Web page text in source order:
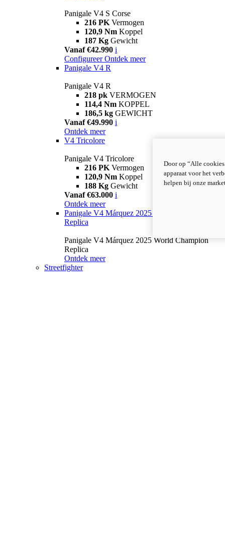
Panigale V4 S Corse
216 PK Vermogen
120,9 Nm Koppel
187 Kg Gewicht
Vanaf €42.990 i
Configureer Ontdek meer
Panigale V4 R
Panigale V4 R
218 pk VERMOGEN
114,4 Nm KOPPEL
186,5 kg GEWICHT
Vanaf €49.990 i
Ontdek meer
V4 Tricolore
Panigale V4 Tricolore
216 PK Vermogen
120,9 Nm Koppel
188 Kg Gewicht
Vanaf €63.000 i
Ontdek meer
Panigale V4 Márquez 2025 World Champion
Replica
Panigale V4 Márquez 2025 World Champion
Replica
Ontdek meer
Streetfighter
Door op “Alle
apparaat voor het
helpen bij onze